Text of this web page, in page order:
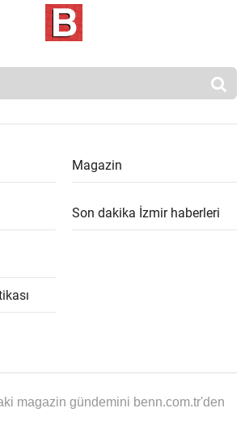
Magazin
Son dakika İzmir haberleri
magazin gündemini benn.com.tr'den